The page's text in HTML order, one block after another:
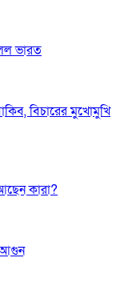
ভারত
বিচারের মুখোমুখি
কারা?
আগুন